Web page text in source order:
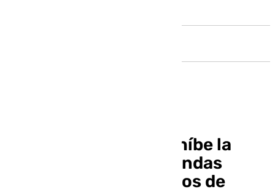
El Ayuntamiento prohíbe la
implantación de viviendas
turísticas en 43 barrios de